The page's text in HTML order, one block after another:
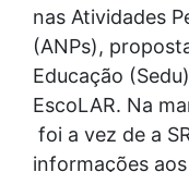
nas Atividades
(ANPs),
Educação
EscoLAR. Na
foi a vez de a
informações